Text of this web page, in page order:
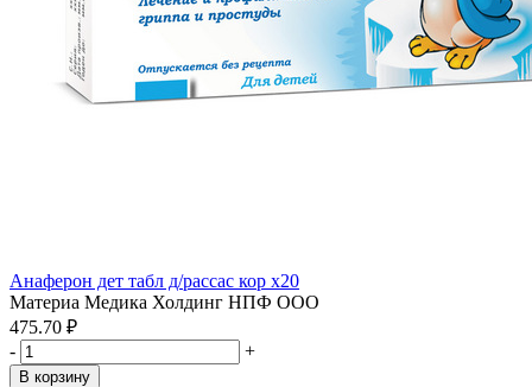
Анаферон дет табл д/рассас кор x20
Материа Медика Холдинг НПФ ООО
475.70 ₽
-
+
В корзину